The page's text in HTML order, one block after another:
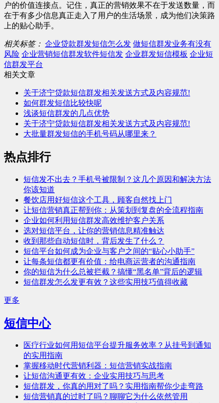
户的价值连接点。记住，真正的营销效果不在于发送数量，而
在于有多少信息真正走入了用户的生活场景，成为他们决策路
上的贴心助手。
相关标签： 企业贷款群发短信怎么发 做短信群发业务有没有
风险 企业营销短信群发软件短信发 企业群发短信模板 企业短
信群发平台
相关文章
关于济宁贷款短信群发相关发送方式及内容规范!
如何群发短信比较快呢
浅谈短信群发的几点优势
关于济宁贷款短信群发相关发送方式及内容规范!
大批量群发短信的手机号码从哪里来？
热点排行
短信发不出去？手机号被限制？这几个原因和解决方法
你该知道
餐饮店用好短信这个工具，顾客自然找上门
让短信营销真正帮到你：从策划到复盘的全流程指南
企业如何利用短信群发高效维护客户关系
选对短信平台，让你的营销信息精准触达
收到那些自动短信时，背后发生了什么？
短信平台如何成为企业与客户之间的“贴心小助手”
让每条短信都更有价值：给电商运营者的沟通指南
你的短信为什么总被拦截？搞懂“黑名单”背后的逻辑
短信群发怎么发更有效？这些实用技巧值得收藏
更多
短信中心
医疗行业如何用短信平台提升服务效率？从挂号到通知
的实用指南
掌握移动时代营销利器：短信营销实战指南
让短信沟通更有效：企业实用技巧与思考
短信群发，你真的用对了吗？实用指南帮你少走弯路
短信营销真的过时了吗？聊聊它为什么依然管用